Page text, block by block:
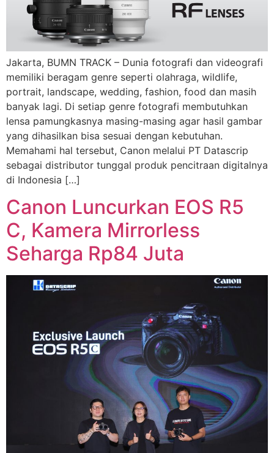
Jakarta, BUMN TRACK – Dunia fotografi dan videografi
memiliki beragam genre seperti olahraga, wildlife,
portrait, landscape, wedding, fashion, food dan masih
banyak lagi. Di setiap genre fotografi membutuhkan
lensa pamungkasnya masing-masing agar hasil gambar
yang dihasilkan bisa sesuai dengan kebutuhan.
Memahami hal tersebut, Canon melalui PT Datascrip
sebagai distributor tunggal produk pencitraan digitalnya
di Indonesia […]
Canon Luncurkan EOS R5
C, Kamera Mirrorless
Seharga Rp84 Juta